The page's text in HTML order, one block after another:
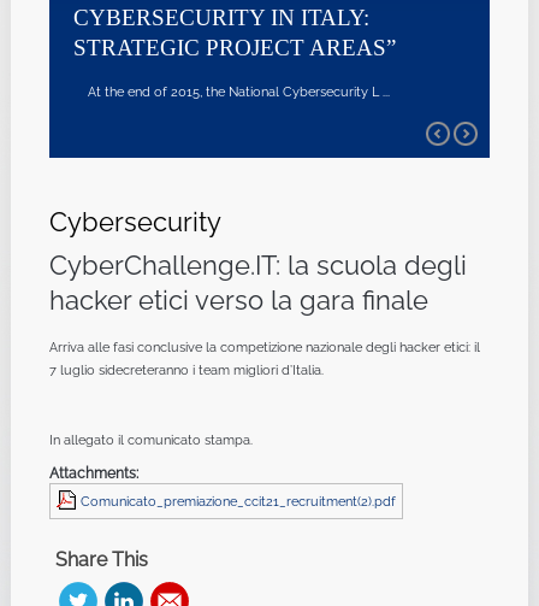
CYBERSECURITY IN ITALY:
STRATEGIC PROJECT AREAS”
At the end of 2015, the National Cybersecurity L ...
Cybersecurity
CyberChallenge.IT: la scuola degli
hacker etici verso la gara finale
Arriva alle fasi conclusive la competizione nazionale degli hacker etici: il
7 luglio sidecreteranno i team migliori d’Italia.
In allegato il comunicato stampa.
Attachments:
Comunicato_premiazione_ccit21_recruitment(2).pdf
Share This